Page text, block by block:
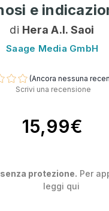
e
di Hera A.I. Saoi
Saage Media GmbH
(Ancora nessuna
Scrivi una recensione
15,99€
protezione. Per
leggi qui